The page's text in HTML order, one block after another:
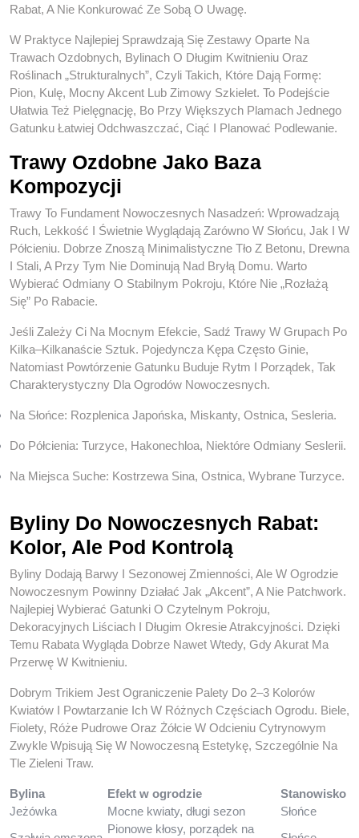
Rabat, A Nie Konkurować Ze Sobą O Uwagę.
W Praktyce Najlepiej Sprawdzają Się Zestawy Oparte Na
Trawach Ozdobnych, Bylinach O Długim Kwitnieniu Oraz
Roślinach „strukturalnych”, Czyli Takich, Które Dają Formę:
Pion, Kulę, Mocny Akcent Lub Zimowy Szkielet. To Podejście
Ułatwia Też Pielęgnację, Bo Przy Większych Plamach Jednego
Gatunku Łatwiej Odchwaszczać, Ciąć I Planować Podlewanie.
Trawy Ozdobne Jako Baza
Kompozycji
Trawy To Fundament Nowoczesnych Nasadzeń: Wprowadzają
Ruch, Lekkość I Świetnie Wyglądają Zarówno W Słońcu, Jak I W
Półcieniu. Dobrze Znoszą Minimalistyczne Tło Z Betonu, Drewna
I Stali, A Przy Tym Nie Dominują Nad Bryłą Domu. Warto
Wybierać Odmiany O Stabilnym Pokroju, Które Nie „rozłażą
Się” Po Rabacie.
Jeśli Zależy Ci Na Mocnym Efekcie, Sadź Trawy W Grupach Po
Kilka–Kilkanaście Sztuk. Pojedyncza Kępa Często Ginie,
Natomiast Powtórzenie Gatunku Buduje Rytm I Porządek, Tak
Charakterystyczny Dla Ogrodów Nowoczesnych.
Na Słońce: Rozplenica Japońska, Miskanty, Ostnica, Sesleria.
Do Półcienia: Turzyce, Hakonechloa, Niektóre Odmiany Seslerii.
Na Miejsca Suche: Kostrzewa Sina, Ostnica, Wybrane Turzyce.
Byliny Do Nowoczesnych Rabat:
Kolor, Ale Pod Kontrolą
Byliny Dodają Barwy I Sezonowej Zmienności, Ale W Ogrodzie
Nowoczesnym Powinny Działać Jak „akcent”, A Nie Patchwork.
Najlepiej Wybierać Gatunki O Czytelnym Pokroju,
Dekoracyjnych Liściach I Długim Okresie Atrakcyjności. Dzięki
Temu Rabata Wygląda Dobrze Nawet Wtedy, Gdy Akurat Ma
Przerwę W Kwitnieniu.
Dobrym Trikiem Jest Ograniczenie Palety Do 2–3 Kolorów
Kwiatów I Powtarzanie Ich W Różnych Częściach Ogrodu. Biele,
Fiolety, Róże Pudrowe Oraz Żółcie W Odcieniu Cytrynowym
Zwykle Wpisują Się W Nowoczesną Estetykę, Szczególnie Na
Tle Zieleni Traw.
Bylina Efekt w ogrodzie
Stanowisko
Jeżówka
Mocne kwiaty, długi sezon
Słońce
Pionowe kłosy, porządek na